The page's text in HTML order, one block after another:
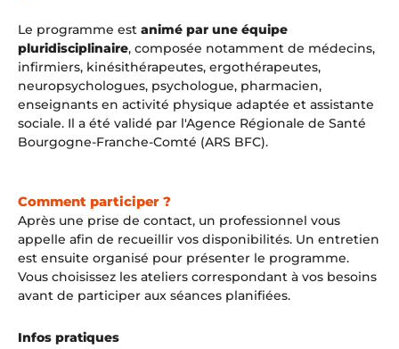
Le programme est animé par une équipe
pluridisciplinaire, composée notamment de médecins,
infirmiers, kinésithérapeutes, ergothérapeutes,
neuropsychologues, psychologue, pharmacien,
enseignants en activité physique adaptée et assistante
sociale. Il a été validé par l'Agence Régionale de Santé
Bourgogne-Franche-Comté (ARS BFC).
Comment participer ?
Après une prise de contact, un professionnel vous
appelle afin de recueillir vos disponibilités. Un entretien
est ensuite organisé pour présenter le programme.
Vous choisissez les ateliers correspondant à vos besoins
avant de participer aux séances planifiées.
Infos pratiques